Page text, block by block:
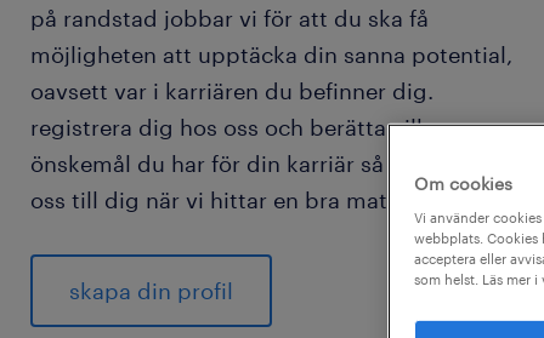
på randstad jobbar vi för att du ska få
möjligheten att upptäcka din sanna potential,
oavsett var i karriären du befinner dig.
registrera dig hos oss och berätta vilka
önskemål du har för din karriär så hör vi av
oss till dig när vi hittar en bra match för dig.
skapa din profil
Om cookies
Vi använder
webbplats. Cookies
acceptera eller
som helst. Läs mer i